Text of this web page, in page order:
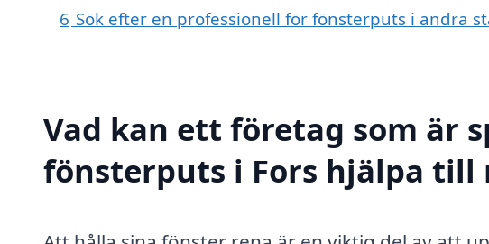
6 Sök efter en professionell för fönsterputs i andra
Vad kan ett företag som är
fönsterputs i Fors hjälpa till